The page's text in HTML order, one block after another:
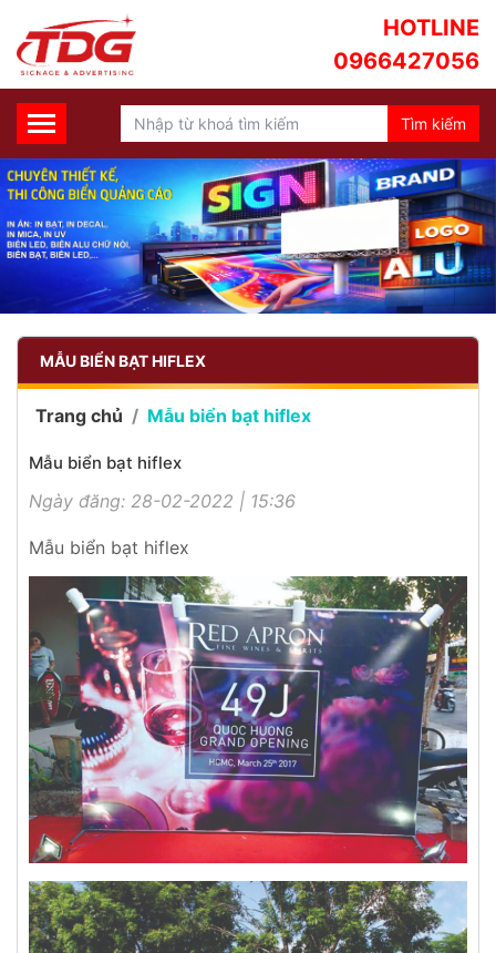
HOTLINE
0966427056
MẪU BIỂN BẠT HIFLEX
Trang chủ Mẫu biển bạt hiflex
Mẫu biển bạt hiflex
Ngày đăng: 28-02-2022 | 15:36
Mẫu biển bạt hiflex